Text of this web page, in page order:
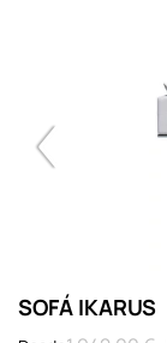
SOFÁ IKARUS